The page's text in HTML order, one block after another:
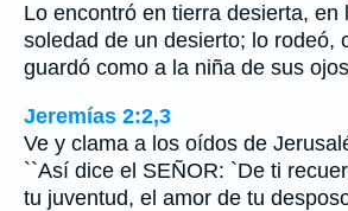
Lo encontró en tierra desierta, en
soledad de un desierto; lo rodeó,
guardó como a la niña de sus
Jeremías 2:2,3
Ve y clama a los oídos de
``Así dice el SEÑOR: `De ti
tu juventud, el amor de tu